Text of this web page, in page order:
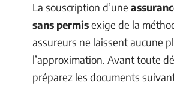
La souscription d’une
sans permisexige de la
assureurs ne laissent aucune
l’approximation. Avant toute
préparez les documents